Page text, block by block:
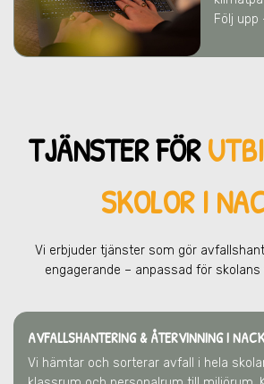
Följ
TJÄNSTER FÖR
SKOLOR I
Vi erbjuder tjänster som gör
engagerande – anpassad för skolans
AVFALLSHANTERING & ÅTERVINNINGI
Vi hämtar och sorterar avfall i hela